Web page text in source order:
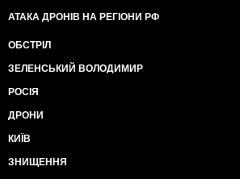
АТАКА ДРОНІВ НА РЕГІОНИ РФ
ОБСТРІЛ
ЗЕЛЕНСЬКИЙ ВОЛОДИМИР
РОСІЯ
ДРОНИ
КИЇВ
ЗНИЩЕННЯ